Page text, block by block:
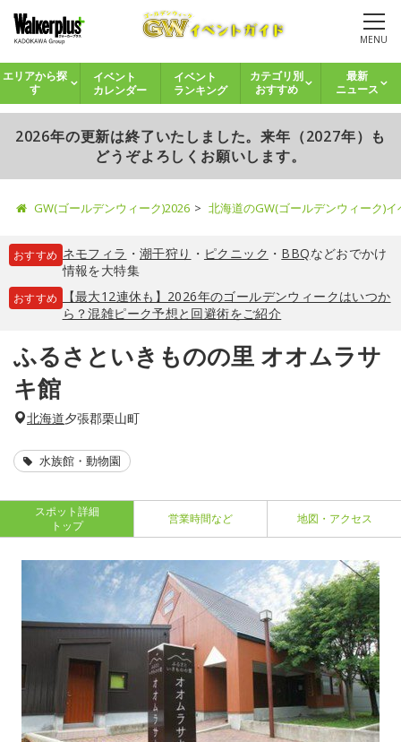
MENU
エリアから探
す
イベント
カレンダー
イベント
ランキング
カテゴリ別
おすすめ
最新
ニュース
2026年の更新は終了いたしました。来年（2027年）も
どうぞよろしくお願いします。
GW(ゴールデンウィーク)2026 北海道のGW(ゴールデンウィーク)
おすすめ ネモフィラ ・ 潮干狩り ・ ピクニック ・ BBQなどおでかけ
情報を大特集
おすすめ
【最大12連休も】2026年のゴールデンウィークはいつか
ら？混雑ピーク予想と回避術をご紹介
ふるさといきものの里 オオムラサ
キ館
北海道夕張郡栗山町
水族館・動物園
スポット詳細
トップ
営業時間など 地図・アクセス